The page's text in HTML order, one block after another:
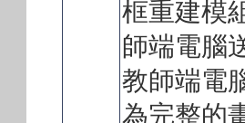
框重建模
師端電腦
教師端電
為完整的